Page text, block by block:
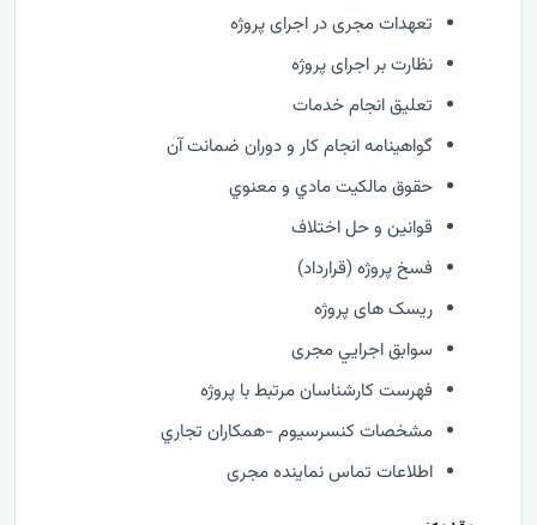
تعهدات مجری در اجرای پروژه
نظارت بر اجرای پروژه
تعليق انجام خدمات
گواهينامه انجام كار و دوران ضمانت آن
حقوق مالكيت مادي و معنوي
قوانین و حل اختلاف
فسخ پروژه (قرارداد)
ریسک های پروژه
سوابق اجرايي مجری
فهرست كارشناسان مرتبط با پروژه
مشخصات كنسرسيوم -همكاران تجاري
اطلاعات تماس نماینده مجری